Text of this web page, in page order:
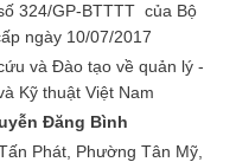
324/GP-BTTTT của Bộ
ngày 10/07/2017
và Đào tạo về quản lý -
Kỹ thuật Việt Nam
Đăng Bình
Phát, Phường Tân Mỹ,